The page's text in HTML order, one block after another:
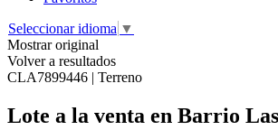
Seleccionar idioma ▼
Mostrar original
Volver a resultados
CLA7899446 | Terreno
Lote a la venta en Barrio